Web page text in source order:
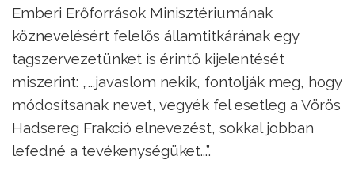
Emberi Erőforrások Minisztériumának
köznevelésért felelős államtitkárának egy
tagszervezetünket is érintő kijelentését
miszerint: „...javaslom nekik, fontolják meg, hogy
módosítsanak nevet, vegyék fel esetleg a Vörös
Hadsereg Frakció elnevezést, sokkal jobban
lefedné a tevékenységüket...”.